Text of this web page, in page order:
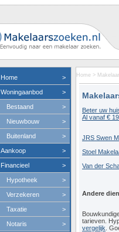
Home >
Woningaanbod >
Bestaand >
Nieuwbouw >
Buitenland >
Aankoop >
Financieel >
Hypotheek >
Verzekeren >
Taxatie >
Notaris >
Home >
Beter uw
Al vanaf €
JRS Swen
Stoel
Van der
Andere
tarieven.
vergelijk .